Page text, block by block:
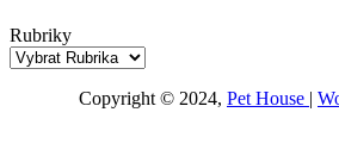
Rubriky
Copyright © 2024, Pet House |